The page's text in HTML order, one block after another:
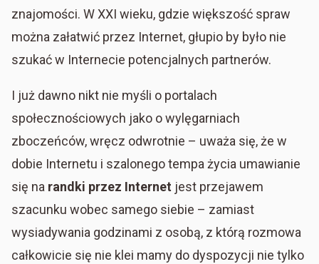
znajomości. W XXI wieku, gdzie większość spraw
można załatwić przez Internet, głupio by było nie
szukać w Internecie potencjalnych partnerów.
I już dawno nikt nie myśli o portalach
społecznościowych jako o wylęgarniach
zboczeńców, wręcz odwrotnie – uważa się, że w
dobie Internetu i szalonego tempa życia umawianie
się na randki przez Internet jest przejawem
szacunku wobec samego siebie – zamiast
wysiadywania godzinami z osobą, z którą rozmowa
całkowicie się nie klei mamy do dyspozycji nie tylko